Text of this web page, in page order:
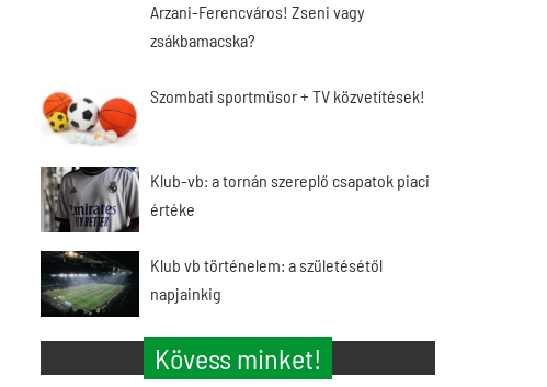
Arzani-Ferencváros! Zseni vagy
zsákbamacska?
Szombati sportműsor + TV közvetítések!
Klub-vb: a tornán szereplő csapatok piaci
értéke
Klub vb történelem: a születésétől
napjainkig
Kövess minket!